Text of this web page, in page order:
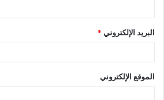
البريد الإلكتروني *
الموقع الإلكتروني